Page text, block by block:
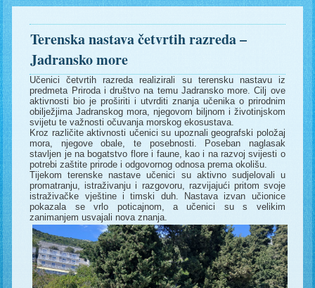
Terenska nastava četvrtih razreda –
Jadransko more
Učenici četvrtih razreda realizirali su terensku nastavu iz
predmeta Priroda i društvo na temu Jadransko more. Cilj ove
aktivnosti bio je proširiti i utvrditi znanja učenika o prirodnim
obilježjima Jadranskog mora, njegovom biljnom i životinjskom
svijetu te važnosti očuvanja morskog ekosustava.
Kroz različite aktivnosti učenici su upoznali geografski položaj
mora, njegove obale, te posebnosti. Poseban naglasak
stavljen je na bogatstvo flore i faune, kao i na razvoj svijesti o
potrebi zaštite prirode i odgovornog odnosa prema okolišu.
Tijekom terenske nastave učenici su aktivno sudjelovali u
promatranju, istraživanju i razgovoru, razvijajući pritom svoje
istraživačke vještine i timski duh. Nastava izvan učionice
pokazala se vrlo poticajnom, a učenici su s velikim
zanimanjem usvajali nova znanja.